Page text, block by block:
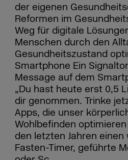
der eigenen
Reformen im
Weg für digitale
Menschen durch den
Gesundheitszustand
Smartphone Ein
Message auf dem
„Du hast heute erst 0,5
dir genommen. Trinke
Apps, die unser
Wohlbefinden
den letzten Jahren einen
Fasten-Timer, geführte